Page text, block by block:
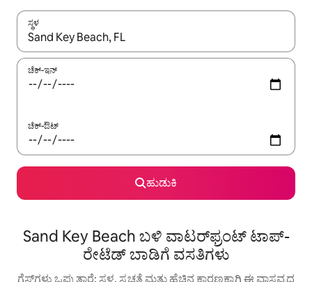
ಸ್ಥಳ
ಫಲಿತಾಂಶಗಳು ಲಭ್ಯವಿರುವಾಗ, ಅಪ್ ಮತ್ತು ಡೌನ್ ಬಾಣದ ಕೀಲಿಗಳೊಂದಿಗೆ
ಚೆಕ್-ಇನ್
ಚೆಕ್-ಔಟ್
ಹುಡುಕಿ
Sand Key Beach ಬಳಿ ವಾಟರ್‌ಫ್ರಂಟ್ ಟಾಪ್-
ರೇಟೆಡ್ ಬಾಡಿಗೆ ವಸತಿಗಳು
ಗೆಸ್ಟ್‌ಗಳು ಒಪ್ಪುತ್ತಾರೆ: ಸ್ಥಳ, ಸ್ವಚ್ಛತೆ ಮತ್ತು ಹೆಚ್ಚಿನ ಕಾರಣಕ್ಕಾಗಿ ಈ ವಾಸ್ತವ್ಯದ